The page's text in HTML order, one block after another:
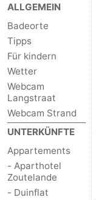
ALLGEMEIN
Badeorte
Tipps
Für kindern
Wetter
Webcam
Langstraat
Webcam Strand
UNTERKÜNFTE
Appartements
- Aparthotel
Zoutelande
- Duinflat